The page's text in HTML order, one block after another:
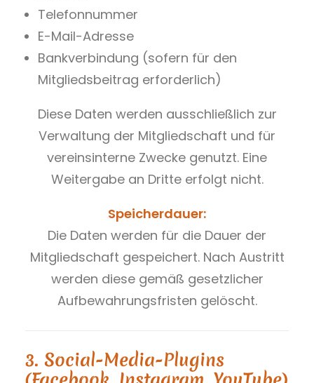
Telefonnummer
E-Mail-Adresse
Bankverbindung (sofern für den
Mitgliedsbeitrag erforderlich)
Diese Daten werden ausschließlich zur
Verwaltung der Mitgliedschaft und für
vereinsinterne Zwecke genutzt. Eine
Weitergabe an Dritte erfolgt nicht.
Speicherdauer:
Die Daten werden für die Dauer der
Mitgliedschaft gespeichert. Nach Austritt
werden diese gemäß gesetzlicher
Aufbewahrungsfristen gelöscht.
3. Social-Media-Plugins